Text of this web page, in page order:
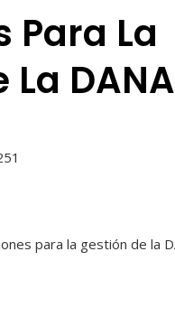
Para La
La DANA
para la gestión de la